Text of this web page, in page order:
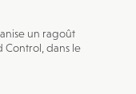
un ragoût
Control, dans le